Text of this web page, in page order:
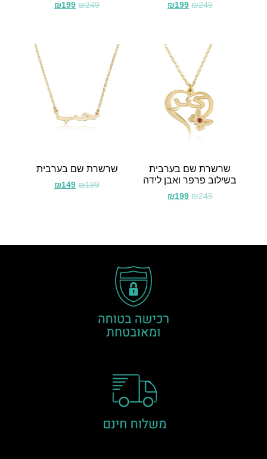
₪249
₪199
₪249
₪199
שרשרת שם בערבית
בשילוב פרפר ואבן לידה
₪249
₪199
שרשרת שם בערבית
₪199
₪149